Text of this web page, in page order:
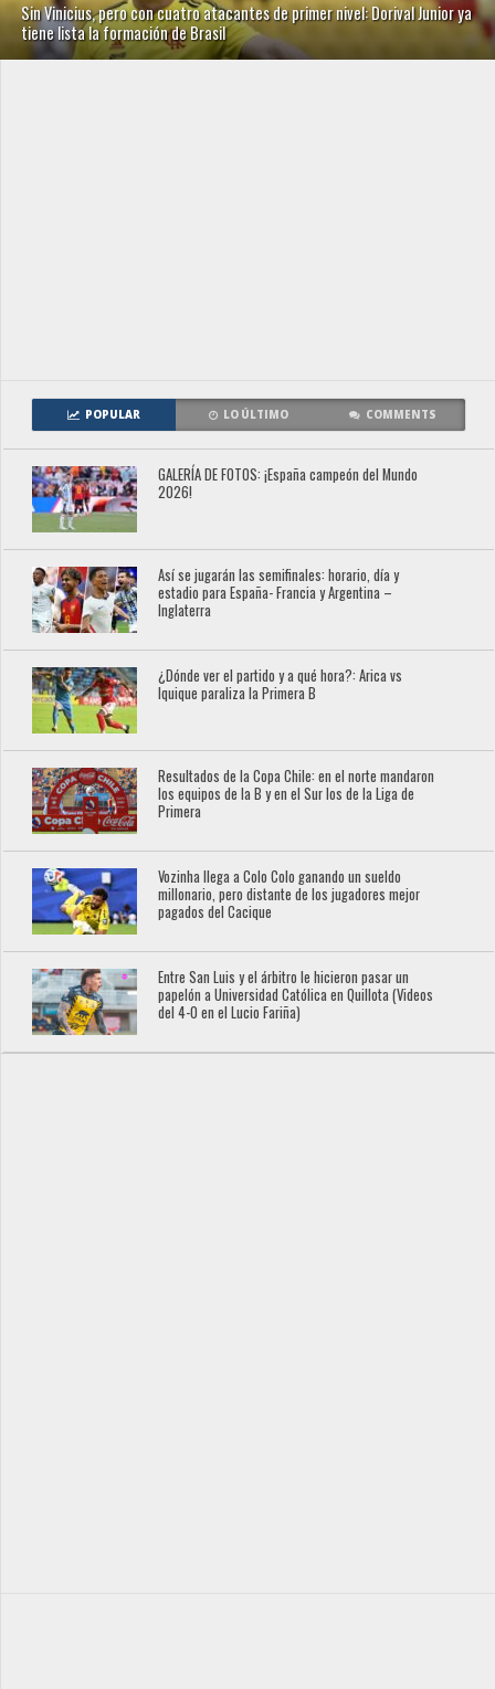
Sin Vinicius, pero con cuatro atacantes de primer nivel: Dorival Junior ya
tiene lista la formación de Brasil
POPULAR LO ÚLTIMO COMMENTS
GALERÍA DE FOTOS: ¡España campeón del Mundo
2026!
Así se jugarán las semifinales: horario, día y
estadio para España- Francia y Argentina –
Inglaterra
¿Dónde ver el partido y a qué hora?: Arica vs
Iquique paraliza la Primera B
Resultados de la Copa Chile: en el norte mandaron
los equipos de la B y en el Sur los de la Liga de
Primera
Vozinha llega a Colo Colo ganando un sueldo
millonario, pero distante de los jugadores mejor
pagados del Cacique
Entre San Luis y el árbitro le hicieron pasar un
papelón a Universidad Católica en Quillota (Videos
del 4-0 en el Lucio Fariña)